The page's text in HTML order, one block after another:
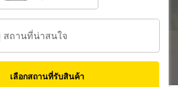
เลือกสถานที่รับสินค้า